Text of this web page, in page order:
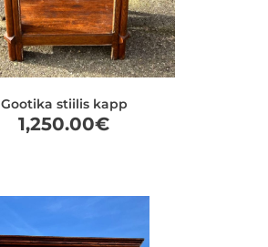
Gootika stiilis kapp
1,250.00€